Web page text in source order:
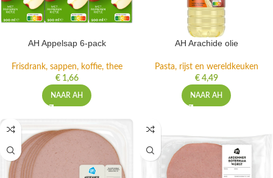
AH Appelsap 6-pack
Frisdrank, sappen, koffie, thee
€1,66
NAAR AH
AH Arachide olie
Pasta, rijst en wereldkeuken
€4,49
NAAR AH